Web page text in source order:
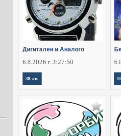
Дигитален и Аналого
6.8.2026 г. 3:27:50
38 лв.